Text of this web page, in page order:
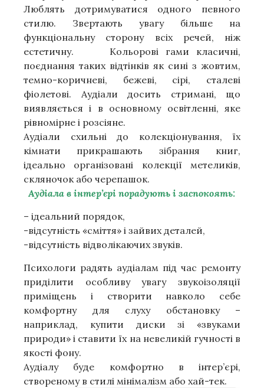
Люблять дотримуватися одного певного
стилю. Звертають увагу більше на
функціональну сторону всіх речей, ніж
естетичну. Кольорові гами класичні,
поєднання таких відтінків як сині з жовтим,
темно-коричневі, бежеві, сірі, сталеві
фіолетові. Аудіали досить стримані, що
виявляється і в основному освітленні, яке
рівномірне і розсіяне.
Аудіали схильні до колекціонування, їх
кімнати прикрашають зібрання книг,
ідеально організовані колекції метеликів,
скляночок або черепашок.
Аудіала в інтер’єрі порадують і заспокоять:
– ідеальний порядок,
-відсутність «сміття» і зайвих деталей,
-відсутність відволікаючих звуків.
Психологи радять аудіалам під час ремонту
приділити особливу увагу звукоізоляції
приміщень і створити навколо себе
комфортну для слуху обстановку –
наприклад, купити диски зі «звуками
природи» і ставити їх на невеликій гучності в
якості фону.
Аудіалу буде комфортно в інтер’єрі,
створеному в стилі мінімалізм або хай-тек.